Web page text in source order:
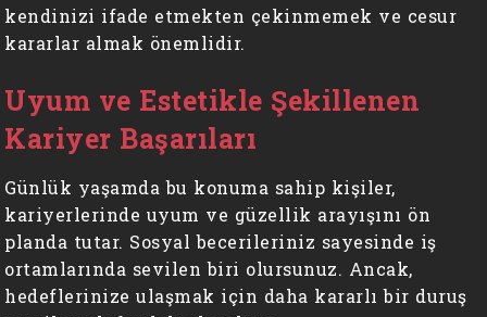
kendinizi ifade etmekten çekinmemek ve cesur
kararlar almak önemlidir.
Uyum ve Estetikle Şekillenen
Kariyer Başarıları
Günlük yaşamda bu konuma sahip kişiler,
kariyerlerinde uyum ve güzellik arayışını ön
planda tutar. Sosyal becerileriniz sayesinde iş
ortamlarında sevilen biri olursunuz. Ancak,
hedeflerinize ulaşmak için daha kararlı bir duruş